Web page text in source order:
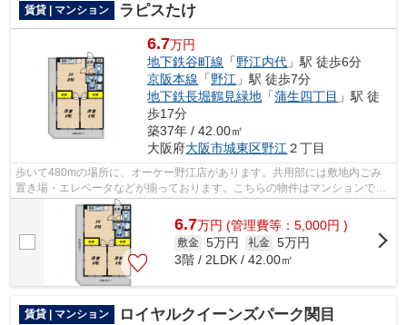
賃貸 | マンション ラピスたけ
6.7万円
地下鉄谷町線 「野江内代 」駅 徒歩6分
京阪本線 「野江 」駅 徒歩7分
地下鉄長堀鶴見緑地 「蒲生四丁目 」駅 徒
歩17分
築37年 / 42.00㎡
大阪府大阪市城東区野江 ２丁目
歩いて480mの場所に、オーケー野江店があります。共用部には敷地内ごみ
置き場・エレベータなどが揃っております。こちらの物件はマンションで
す。いつでも快適空間を味わえる通風良好...
6.7万円 (管理費等：5,000円 )
敷金 5万円 礼金 5万円
3階 / 2LDK / 42.00㎡
賃貸 | マンション ロイヤルクイーンズパーク関目